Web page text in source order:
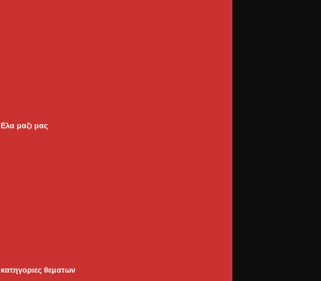
Ελα μαζι μας
κατηγοριες θεματων